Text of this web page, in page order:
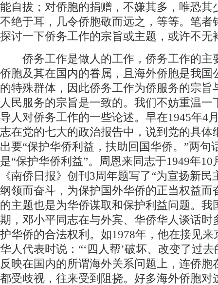
能自拔；对侨胞的捐赠，不嫌其多，唯恐其
不绝于耳，几令侨胞敬而远之，等等。笔者
探讨一下侨务工作的宗旨或主题，或许不无
侨务工作是做人的工作，侨务工作的主
侨胞及其在国内的眷属，且海外侨胞是我国
的特殊群体，因此侨务工作为侨服务的宗旨
人民服务的宗旨是一致的。我们不妨重温一
导人对侨务工作的一些论述。早在1945年4
志在党的七大的政治报告中，说到党的具体
出要“保护华侨利益，扶助回国华侨。”两句
是“保护华侨利益”。周恩来同志于1949年10
《南侨日报》创刊3周年题写了“为宣扬新民
纲领而奋斗，为保护国外华侨的正当权益而
的主题也是为华侨谋取和保护利益问题。我
期，邓小平同志在与外宾、华侨华人谈话时
护华侨的合法权利。如1978年，他在接见来
华人代表时说：“‘四人帮’破坏、改变了过
反映在国内的所谓海外关系问题上，连侨胞
都受歧视，往来受到阻挠。好多海外侨胞对